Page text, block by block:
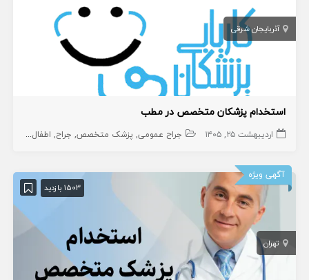
آذربایجان شرقی
استخدام پزشکان متخصص در مطب
اردیبهشت ۲۵, ۱۴۰۵ جراح عمومی پزشک متخصص جراح اطفال پوست
آگهی ویژه
1503 بازدید
تهران